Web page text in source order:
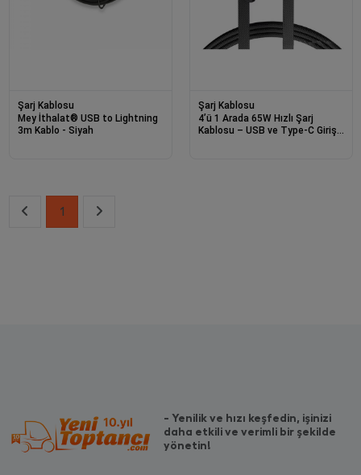
Şarj Kablosu
Mey İthalat® USB to Lightning
3m Kablo - Siyah
Şarj Kablosu
4’ü 1 Arada 65W Hızlı Şarj
Kablosu – USB ve Type-C Girişli,
1
- Yenilik ve hızı keşfedin, işinizi
daha etkili ve verimli bir şekilde
yönetin!